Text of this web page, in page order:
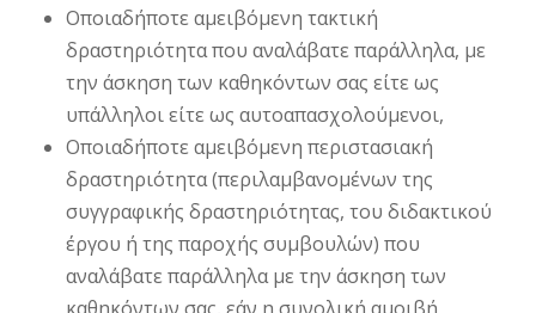
Οποιαδήποτε αμειβόμενη τακτική
δραστηριότητα που αναλάβατε παράλληλα, με
την άσκηση των καθηκόντων σας είτε ως
υπάλληλοι είτε ως αυτοαπασχολούμενοι,
Οποιαδήποτε αμειβόμενη περιστασιακή
δραστηριότητα (περιλαμβανομένων της
συγγραφικής δραστηριότητας, του διδακτικού
έργου ή της παροχής συμβουλών) που
αναλάβατε παράλληλα με την άσκηση των